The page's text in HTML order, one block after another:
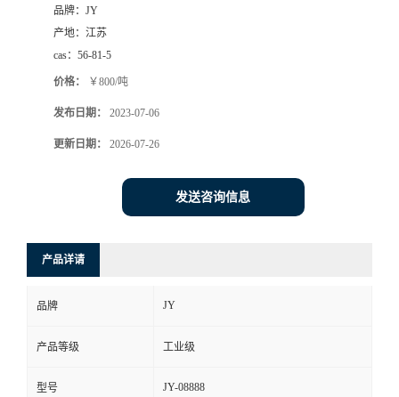
品牌： JY
产地： 江苏
cas： 56-81-5
价格： ￥800/吨
发布日期： 2023-07-06
更新日期： 2026-07-26
发送咨询信息
产品详请
品牌 JY
产品等级 工业级
型号 JY-08888